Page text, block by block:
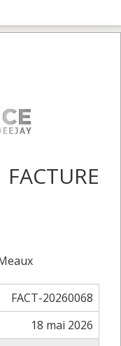
FACTURE
FACT-20260068
18 mai 2026